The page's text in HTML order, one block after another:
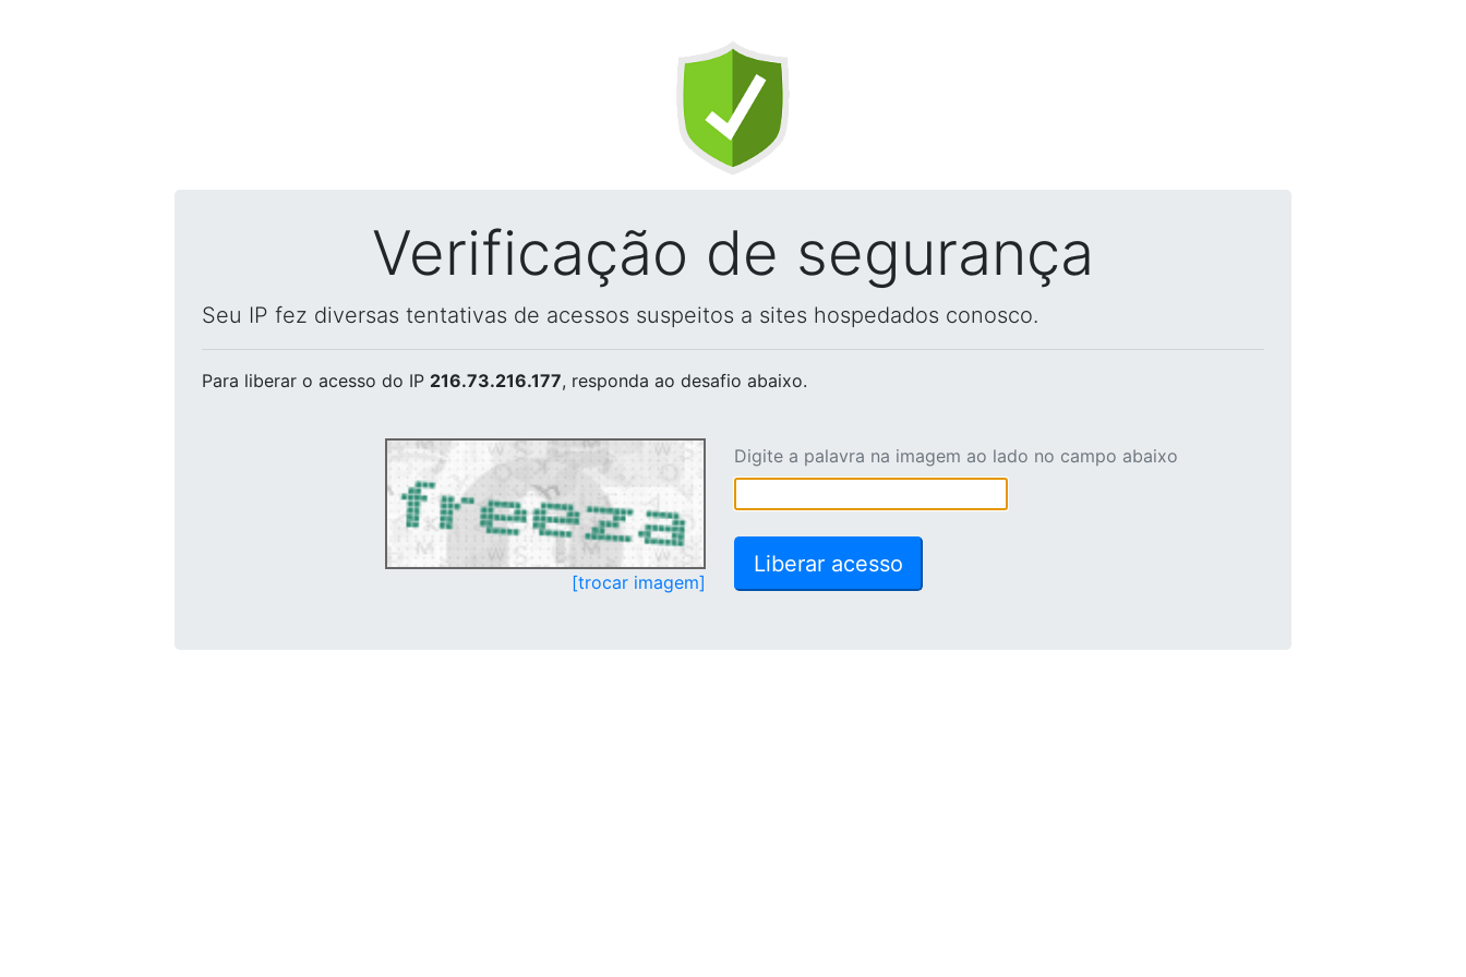
Verificação de segurança
Seu IP fez diversas tentativas de acessos suspeitos a sites hospedados conosco.
Para liberar o acesso do IP 216.73.216.177, responda ao desafio abaixo.
[trocar imagem]
Digite a palavra na imagem ao lado no campo abaixo